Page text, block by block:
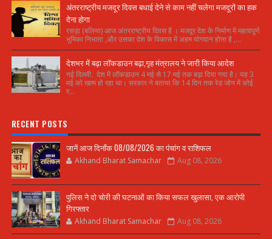
अंतरराष्ट्रीय मजदूर दिवस बधाई देने से काम नहीं चलेगा मजदूरों का हक
देना होगा
रसड़ा (बलिया) आज अंतरराष्ट्रीय दिवस है । मजदूर देश के निर्माण में महत्वपूर्ण
भूमिका निभाता ,और उसका देश के विकास में अहम योगदान होता है ,...
देशभर में बढ़ा लॉकडाउन बढ़ा,गृह मंत्रालय ने जारी किया आदेश
नई दिल्ली. देश में लॉकडाउन 4 मई से 17 मई तक बढ़ा दिया गया है। यह 3
मई को खत्म हो रहा था। सरकार ने बताया कि 14 दिन तक रेड जोन में कोई
र...
RECENT POSTS
जानें आज दिनाँक 08/08/2026 का पंचांग व राशिफल
Akhand Bharat Samachar Aug 08, 2026
पुलिस ने दो चोरी की घटनाओं का किया सफल खुलासा, एक आरोपी
गिरफ्तार
Akhand Bharat Samachar Aug 08, 2026